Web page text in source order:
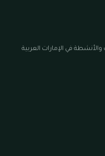
في الإمارات العربية